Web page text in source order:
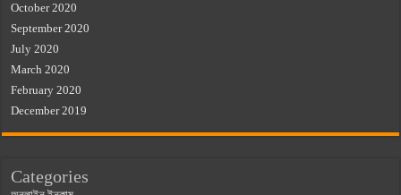
October 2020
September 2020
July 2020
March 2020
February 2020
December 2019
Categories